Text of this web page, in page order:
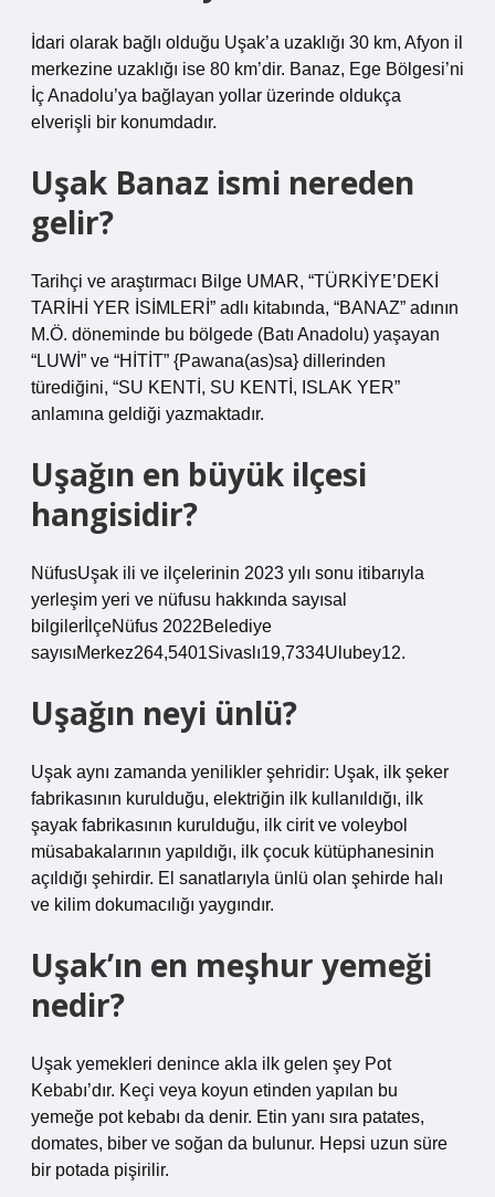
İdari olarak bağlı olduğu Uşak’a uzaklığı 30 km, Afyon il
merkezine uzaklığı ise 80 km’dir. Banaz, Ege Bölgesi’ni
İç Anadolu’ya bağlayan yollar üzerinde oldukça
elverişli bir konumdadır.
Uşak Banaz ismi nereden
gelir?
Tarihçi ve araştırmacı Bilge UMAR, “TÜRKİYE’DEKİ
TARİHİ YER İSİMLERİ” adlı kitabında, “BANAZ” adının
M.Ö. döneminde bu bölgede (Batı Anadolu) yaşayan
“LUWİ” ve “HİTİT” {Pawana(as)sa} dillerinden
türediğini, “SU KENTİ, SU KENTİ, ISLAK YER”
anlamına geldiği yazmaktadır.
Uşağın en büyük ilçesi
hangisidir?
NüfusUşak ili ve ilçelerinin 2023 yılı sonu itibarıyla
yerleşim yeri ve nüfusu hakkında sayısal
bilgilerİlçeNüfus 2022Belediye
sayısıMerkez264,5401Sivaslı19,7334Ulubey12.
Uşağın neyi ünlü?
Uşak aynı zamanda yenilikler şehridir: Uşak, ilk şeker
fabrikasının kurulduğu, elektriğin ilk kullanıldığı, ilk
şayak fabrikasının kurulduğu, ilk cirit ve voleybol
müsabakalarının yapıldığı, ilk çocuk kütüphanesinin
açıldığı şehirdir. El sanatlarıyla ünlü olan şehirde halı
ve kilim dokumacılığı yaygındır.
Uşak’ın en meşhur yemeği
nedir?
Uşak yemekleri denince akla ilk gelen şey Pot
Kebabı’dır. Keçi veya koyun etinden yapılan bu
yemeğe pot kebabı da denir. Etin yanı sıra patates,
domates, biber ve soğan da bulunur. Hepsi uzun süre
bir potada pişirilir.